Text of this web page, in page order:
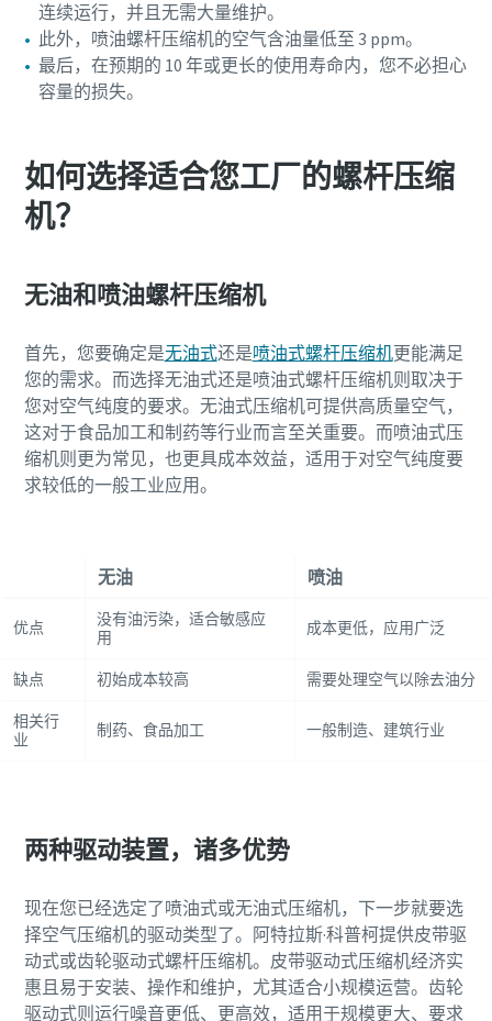
连续运行，并且无需大量维护。
此外，喷油螺杆压缩机的空气含油量低至 3 ppm。
最后，在预期的 10 年或更长的使用寿命内，您不必担心
容量的损失。
如何选择适合您工厂的螺杆压缩
机？
无油和喷油螺杆压缩机
首先，您要确定是无油式还是喷油式螺杆压缩机更能满足
您的需求。而选择无油式还是喷油式螺杆压缩机则取决于
您对空气纯度的要求。无油式压缩机可提供高质量空气，
这对于食品加工和制药等行业而言至关重要。而喷油式压
缩机则更为常见，也更具成本效益，适用于对空气纯度要
求较低的一般工业应用。
无油 喷油
优点
没有油污染，适合敏感应
用
成本更低，应用广泛
缺点 初始成本较高 需要处理空气以除去油分
相关行
业
制药、食品加工 一般制造、建筑行业
两种驱动装置，诸多优势
现在您已经选定了喷油式或无油式压缩机，下一步就要选
择空气压缩机的驱动类型了。阿特拉斯·科普柯提供皮带驱
动式或齿轮驱动式螺杆压缩机。皮带驱动式压缩机经济实
惠且易于安装、操作和维护，尤其适合小规模运营。齿轮
驱动式则运行噪音更低、更高效，适用于规模更大、要求